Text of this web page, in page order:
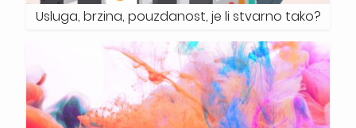
Usluga, brzina, pouzdanost, je li stvarno tako?